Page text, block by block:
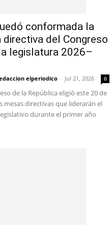
conformada la
directiva del Congreso
legislatura 2026–
elperiodico - Jul 21, 2026 0
de la República eligió este 20 de
mesas directivas que liderarán el
durante el primer año